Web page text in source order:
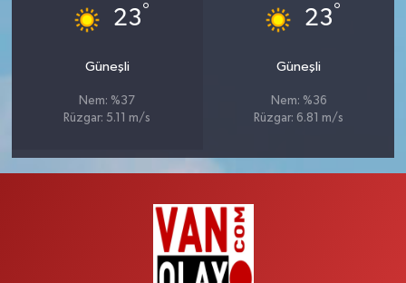
23°
Güneşli
Nem: %37
Rüzgar: 5.11 m/s
23°
Güneşli
Nem: %36
Rüzgar: 6.81 m/s